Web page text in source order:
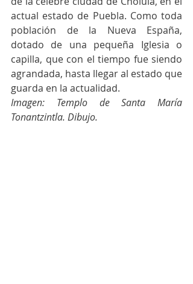
actual estado de Puebla. Como toda
población de la Nueva España,
dotado de una pequeña Iglesia o
capilla, que con el tiempo fue siendo
agrandada, hasta llegar al estado que
guarda en la actualidad.
Imagen: Templo de Santa María
Tonantzintla. Dibujo.